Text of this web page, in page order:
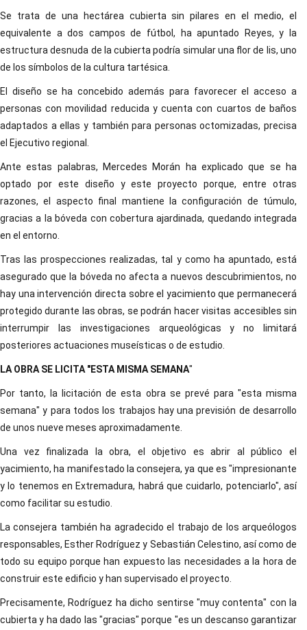
Se trata de una hectárea cubierta sin pilares en el medio, el
equivalente a dos campos de fútbol, ha apuntado Reyes, y la
estructura desnuda de la cubierta podría simular una flor de lis, uno
de los símbolos de la cultura tartésica.
El diseño se ha concebido además para favorecer el acceso a
personas con movilidad reducida y cuenta con cuartos de baños
adaptados a ellas y también para personas octomizadas, precisa
el Ejecutivo regional.
Ante estas palabras, Mercedes Morán ha explicado que se ha
optado por este diseño y este proyecto porque, entre otras
razones, el aspecto final mantiene la configuración de túmulo,
gracias a la bóveda con cobertura ajardinada, quedando integrada
en el entorno.
Tras las prospecciones realizadas, tal y como ha apuntado, está
asegurado que la bóveda no afecta a nuevos descubrimientos, no
hay una intervención directa sobre el yacimiento que permanecerá
protegido durante las obras, se podrán hacer visitas accesibles sin
interrumpir las investigaciones arqueológicas y no limitará
posteriores actuaciones museísticas o de estudio.
LA OBRA SE LICITA "ESTA MISMA SEMANA"
Por tanto, la licitación de esta obra se prevé para "esta misma
semana" y para todos los trabajos hay una previsión de desarrollo
de unos nueve meses aproximadamente.
Una vez finalizada la obra, el objetivo es abrir al público el
yacimiento, ha manifestado la consejera, ya que es "impresionante
y lo tenemos en Extremadura, habrá que cuidarlo, potenciarlo", así
como facilitar su estudio.
La consejera también ha agradecido el trabajo de los arqueólogos
responsables, Esther Rodríguez y Sebastián Celestino, así como de
todo su equipo porque han expuesto las necesidades a la hora de
construir este edificio y han supervisado el proyecto.
Precisamente, Rodríguez ha dicho sentirse "muy contenta" con la
cubierta y ha dado las "gracias" porque "es un descanso garantizar